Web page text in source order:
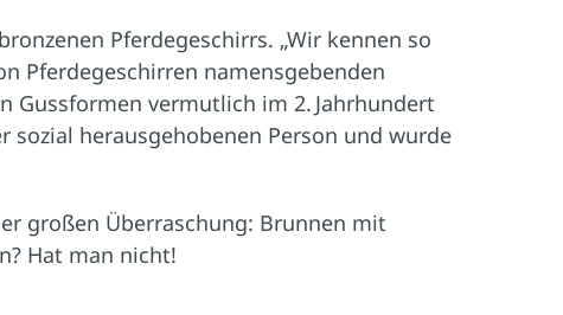
Pferdegeschirrs. „Wir kennen so
Pferdegeschirren namensgebenden
Gussformen vermutlich im 2. Jahrhundert
herausgehobenen Person und wurde
großen Überraschung: Brunnen mit
Hat man nicht!